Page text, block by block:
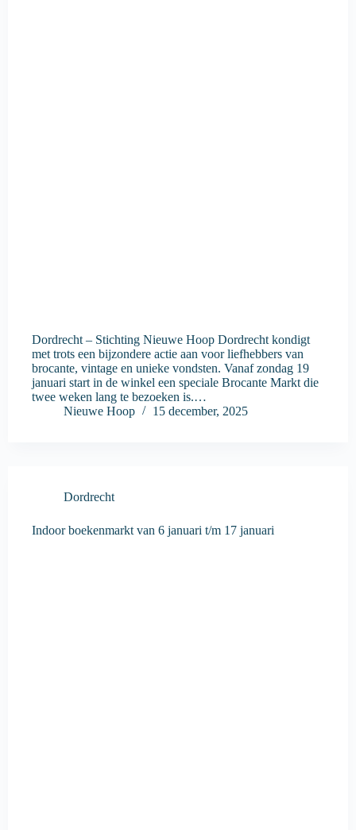
Dordrecht – Stichting Nieuwe Hoop Dordrecht kondigt
met trots een bijzondere actie aan voor liefhebbers van
brocante, vintage en unieke vondsten. Vanaf zondag 19
januari start in de winkel een speciale Brocante Markt die
twee weken lang te bezoeken is.…
Nieuwe Hoop
15 december, 2025
Dordrecht
Indoor boekenmarkt van 6 januari t/m 17 januari